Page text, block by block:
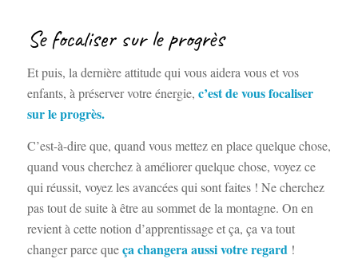
Se focaliser sur le progrès
Et puis, la dernière attitude qui vous aidera vous et vos
enfants, à préserver votre énergie, c’est de vous focaliser
sur le progrès.
C’est-à-dire que, quand vous mettez en place quelque chose,
quand vous cherchez à améliorer quelque chose, voyez ce
qui réussit, voyez les avancées qui sont faites ! Ne cherchez
pas tout de suite à être au sommet de la montagne. On en
revient à cette notion d’apprentissage et ça, ça va tout
changer parce queça changera aussi votre regard !